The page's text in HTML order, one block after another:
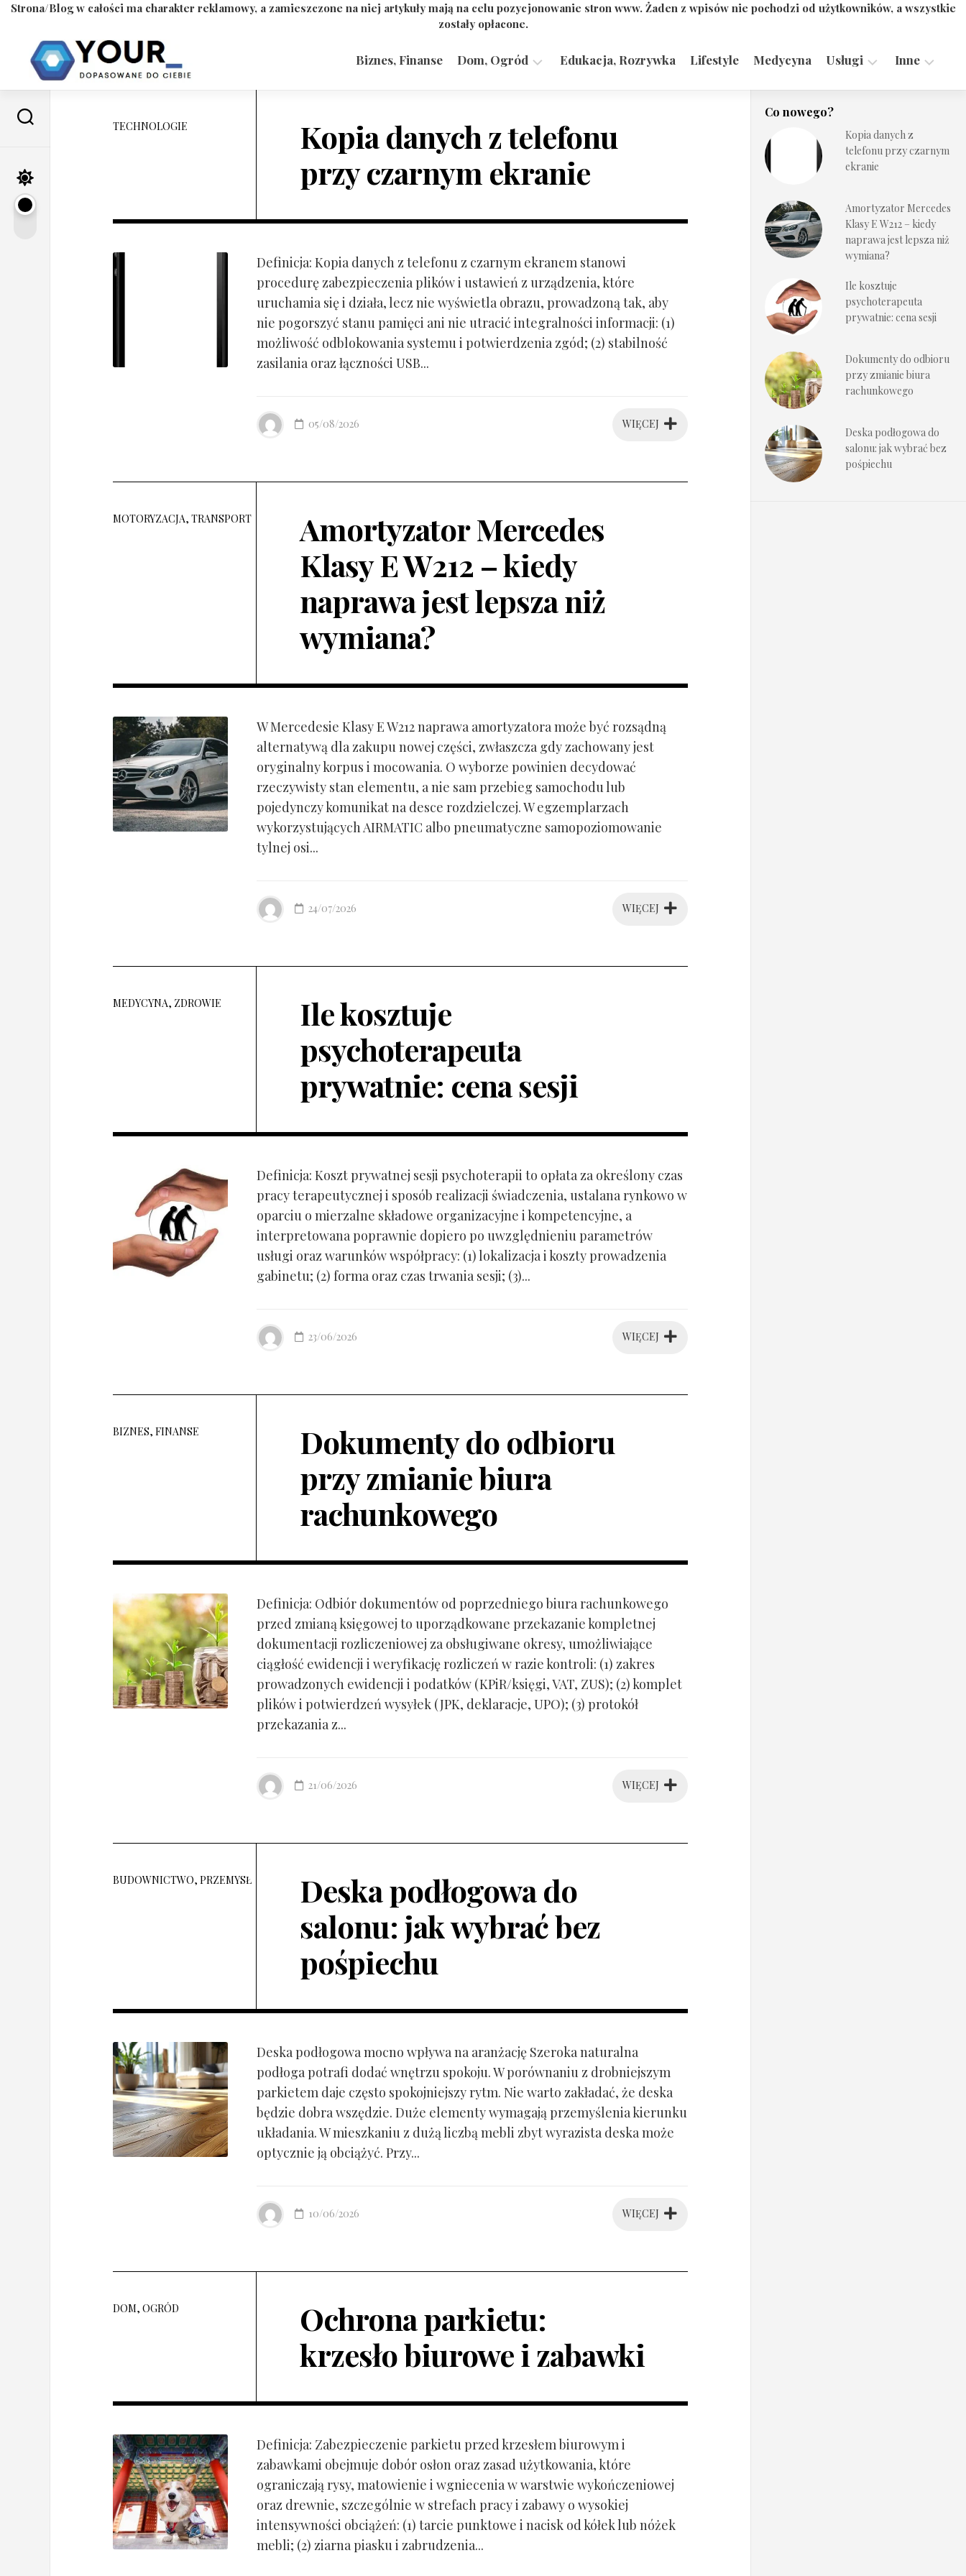
Strona/Blog w całości ma charakter reklamowy, a zamieszczone na niej artykuły mają na celu pozycjonowanie stron www. Żaden z wpisów nie pochodzi od użytkowników, a wszystkie
zostały opłacone.
content
Biznes, Finanse Dom, Ogród Edukacja, Rozrywka Lifestyle Medycyna Usługi
Technologie
Inne
TECHNOLOGIE
Kopia danych z telefonu
przy czarnym ekranie
Definicja: Kopia danych z telefonu z czarnym ekranem stanowi
procedurę zabezpieczenia plików i ustawień z urządzenia, które
uruchamia się i działa, lecz nie wyświetla obrazu, prowadzoną tak, aby
nie pogorszyć stanu pamięci ani nie utracić integralności informacji: (1)
możliwość odblokowania systemu i potwierdzenia zgód; (2) stabilność
zasilania oraz łączności USB...
WIĘCEJ
05/08/2026
MOTORYZACJA, TRANSPORT
Amortyzator Mercedes
Klasy E W212 – kiedy
naprawa jest lepsza niż
wymiana?
W Mercedesie Klasy E W212 naprawa amortyzatora może być rozsądną
alternatywą dla zakupu nowej części, zwłaszcza gdy zachowany jest
oryginalny korpus i mocowania. O wyborze powinien decydować
rzeczywisty stan elementu, a nie sam przebieg samochodu lub
pojedynczy komunikat na desce rozdzielczej. W egzemplarzach
wykorzystujących AIRMATIC albo pneumatyczne samopoziomowanie
tylnej osi...
WIĘCEJ
24/07/2026
MEDYCYNA, ZDROWIE
Ile kosztuje
psychoterapeuta
prywatnie: cena sesji
Definicja: Koszt prywatnej sesji psychoterapii to opłata za określony czas
pracy terapeutycznej i sposób realizacji świadczenia, ustalana rynkowo w
oparciu o mierzalne składowe organizacyjne i kompetencyjne, a
interpretowana poprawnie dopiero po uwzględnieniu parametrów
usługi oraz warunków współpracy: (1) lokalizacja i koszty prowadzenia
gabinetu; (2) forma oraz czas trwania sesji; (3)...
WIĘCEJ
23/06/2026
BIZNES, FINANSE
Dokumenty do odbioru
przy zmianie biura
rachunkowego
Definicja: Odbiór dokumentów od poprzedniego biura rachunkowego
przed zmianą księgowej to uporządkowane przekazanie kompletnej
dokumentacji rozliczeniowej za obsługiwane okresy, umożliwiające
ciągłość ewidencji i weryfikację rozliczeń w razie kontroli: (1) zakres
prowadzonych ewidencji i podatków (KPiR/księgi, VAT, ZUS); (2) komplet
plików i potwierdzeń wysyłek (JPK, deklaracje, UPO); (3) protokół
przekazania z...
WIĘCEJ
21/06/2026
BUDOWNICTWO, PRZEMYSŁ
Deska podłogowa do
salonu: jak wybrać bez
pośpiechu
Deska podłogowa mocno wpływa na aranżację Szeroka naturalna
podłoga potrafi dodać wnętrzu spokoju. W porównaniu z drobniejszym
parkietem daje często spokojniejszy rytm. Nie warto zakładać, że deska
będzie dobra wszędzie. Duże elementy wymagają przemyślenia kierunku
układania. W mieszkaniu z dużą liczbą mebli zbyt wyrazista deska może
optycznie ją obciążyć. Przy...
WIĘCEJ
10/06/2026
DOM, OGRÓD
Ochrona parkietu:
krzesło biurowe i zabawki
Definicja: Zabezpieczenie parkietu przed krzesłem biurowym i
zabawkami obejmuje dobór osłon oraz zasad użytkowania, które
ograniczają rysy, matowienie i wgniecenia w warstwie wykończeniowej
oraz drewnie, szczególnie w strefach pracy i zabawy o wysokiej
intensywności obciążeń: (1) tarcie punktowe i nacisk od kółek lub nóżek
mebli; (2) ziarna piasku i zabrudzenia...
Co nowego?
Kopia danych z
telefonu przy czarnym
ekranie
Amortyzator Mercedes
Klasy E W212 – kiedy
naprawa jest lepsza niż
wymiana?
Ile kosztuje
psychoterapeuta
prywatnie: cena sesji
Dokumenty do odbioru
przy zmianie biura
rachunkowego
Deska podłogowa do
salonu: jak wybrać bez
pośpiechu